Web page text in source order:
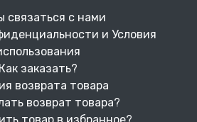
связаться с нами
и Условия
Как заказать?
возврата товара
возврат товара?